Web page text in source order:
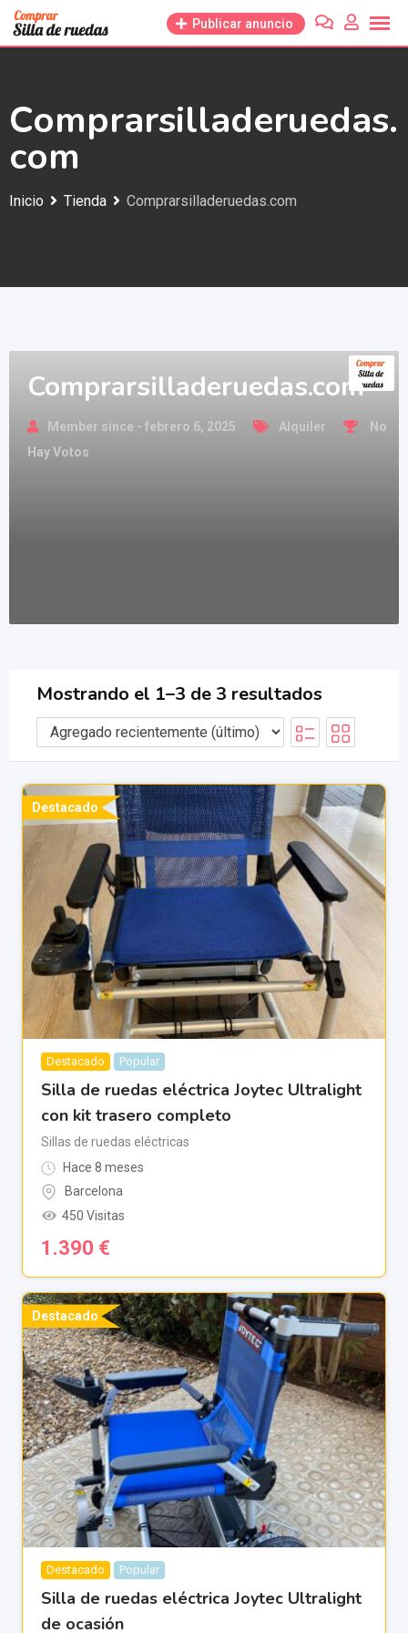
Saltar
Publicar anuncio
Comprarsilladeruedas.
com
Inicio Tienda Comprarsilladeruedas.com
Comprarsilladeruedas.com
Member since - febrero 6, 2025 Alquiler
No
Hay Votos
Mostrando el 1–3 de 3 resultados
Destacado
Destacado Popular
Silla de ruedas eléctrica Joytec Ultralight
con kit trasero completo
Sillas de ruedas eléctricas
Hace 8 meses
Barcelona
450 Visitas
1.390 €
Destacado
Destacado Popular
Silla de ruedas eléctrica Joytec Ultralight
de ocasión